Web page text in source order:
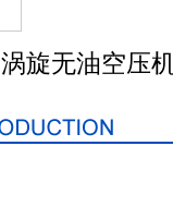
涡旋无油空压